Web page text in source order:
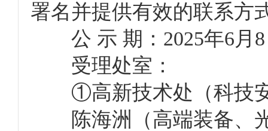
署名并提供有效的联系方
公 示 期：2025年6月8
受理处室：
①高新技术处（科技
陈海洲（高端装备、